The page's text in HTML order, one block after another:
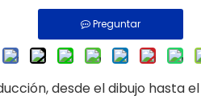
Preguntar
desde el dibujo hasta